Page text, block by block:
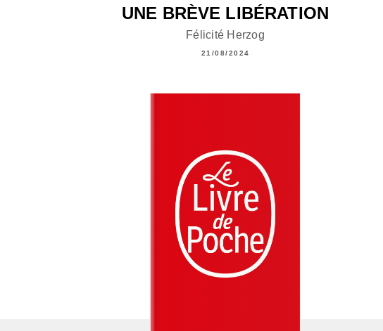
UNE BRÈVE LIBÉRATION
Félicité Herzog
21/08/2024